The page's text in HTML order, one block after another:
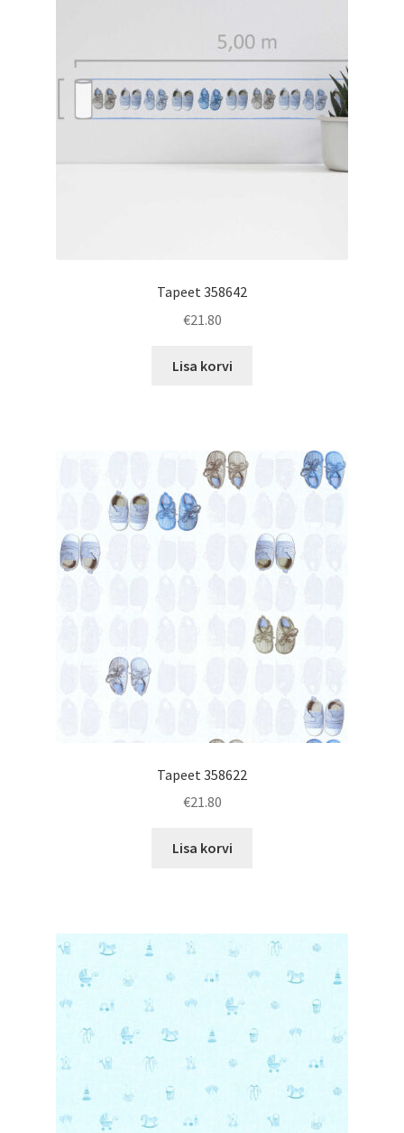
Tapeet 358642
€21.80
Lisa korvi
Tapeet 358622
€21.80
Lisa korvi